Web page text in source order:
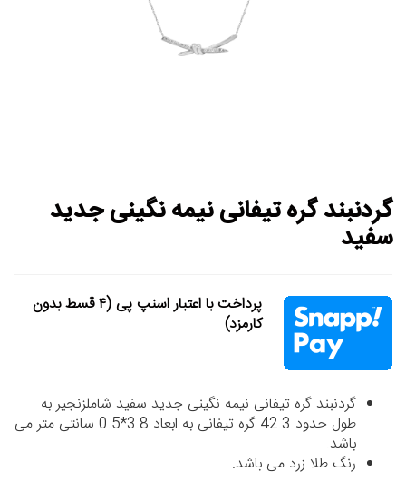
گردنبند گره تیفانی نیمه نگینی جدید
سفید
پرداخت با اعتبار اسنپ پی (۴ قسط بدون
کارمزد)
گردنبند گره تیفانی نیمه نگینی جدید سفید شاملزنجیر به
طول حدود 42.3 گره تیفانی به ابعاد 3.8*0.5 سانتی متر می
باشد.
رنگ طلا زرد می باشد.